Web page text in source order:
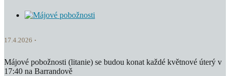
17.4.2026
Májové pobožnosti (litanie) se budou konat každé květnové úterý v
17:40 na Barrandově